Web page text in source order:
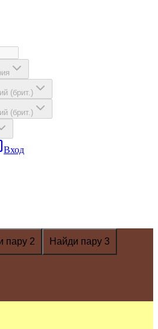
(брит.)
(брит.)
Вход
пару 2 Найди пару 3